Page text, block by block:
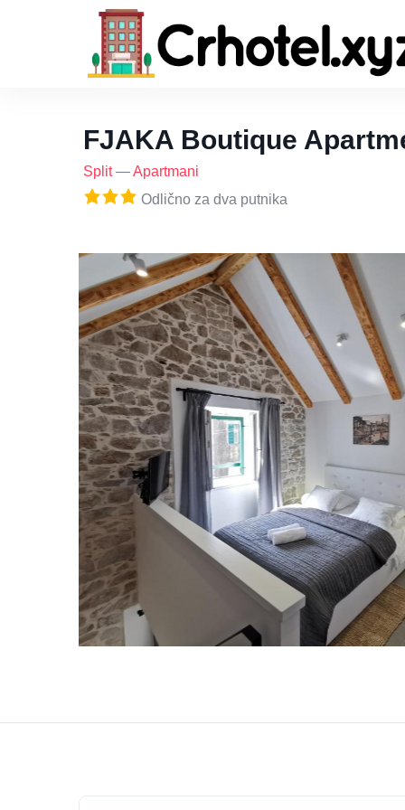
FJAKA Boutique
Split—Apartmani
Odlično za dva putnika